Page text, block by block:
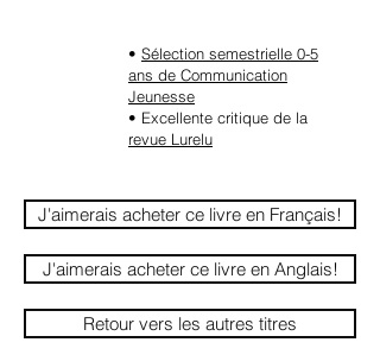
• Sélection semestrielle 0-5
ans de Communication
Jeunesse
• Excellente critique de la
revue Lurelu
J'aimerais acheter ce livre en Français!
J'aimerais acheter ce livre en Anglais!
Retour vers les autres titres